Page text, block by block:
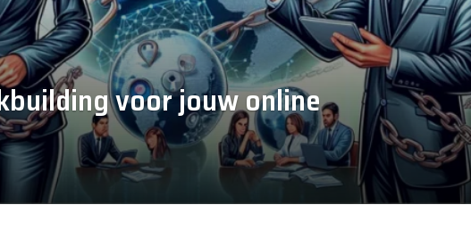
voor jouw online